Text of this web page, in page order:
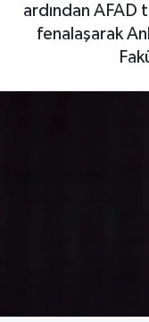
ardından AFAD
fenalaşarak
Künye
Son Dakika
Haber Arşivi